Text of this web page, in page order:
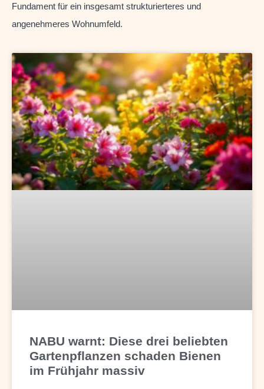
NABU warnt: Diese drei beliebten
Gartenpflanzen schaden Bienen
im Frühjahr massiv
Fundament für ein insgesamt strukturierteres und
angenehmeres Wohnumfeld.